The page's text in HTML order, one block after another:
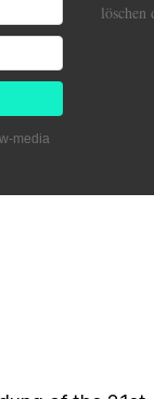
media
löschen